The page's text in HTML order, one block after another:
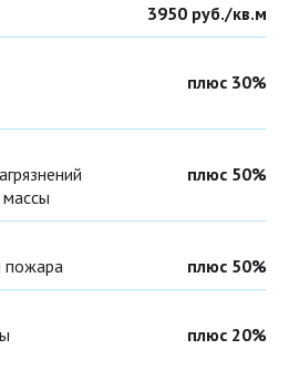
3950 руб./кв.м
плюс 30%
плюс 50%
пожара плюс 50%
плюс 20%